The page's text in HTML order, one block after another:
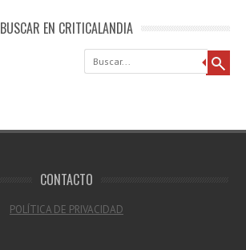
BUSCAR EN CRITICALANDIA
Buscar
CONTACTO
POLÍTICA DE PRIVACIDAD